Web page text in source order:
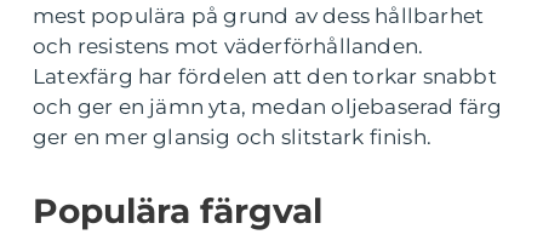
mest populära på grund av dess hållbarhet
och resistens mot väderförhållanden.
Latexfärg har fördelen att den torkar snabbt
och ger en jämn yta, medan oljebaserad färg
ger en mer glansig och slitstark finish.
Populära färgval